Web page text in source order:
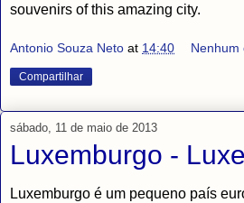
souvenirs of this amazing city.
Antonio Souza Neto at 14:40 Nenhum
Compartilhar
sábado, 11 de maio de 2013
Luxemburgo -
Luxemburgo é um pequeno país